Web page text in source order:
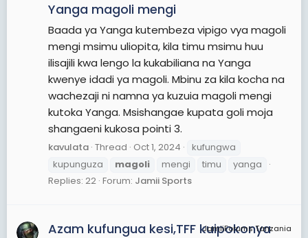
Yanga magoli mengi
Baada ya Yanga kutembeza vipigo vya magoli
mengi msimu uliopita, kila timu msimu huu
ilisajili kwa lengo la kukabiliana na Yanga
kwenye idadi ya magoli. Mbinu za kila kocha na
wachezaji ni namna ya kuzuia magoli mengi
kutoka Yanga. Msishangae kupata goli moja
shangaeni kukosa pointi 3.
kavulata Thread Oct 1, 2024
kufungwa
kupunguza
magoli mengi timu
yanga
Replies: 22 Forum: Jamii Sports
JamiiForums Tanzania
Azam kufungua kesi,TFF kuipokonya